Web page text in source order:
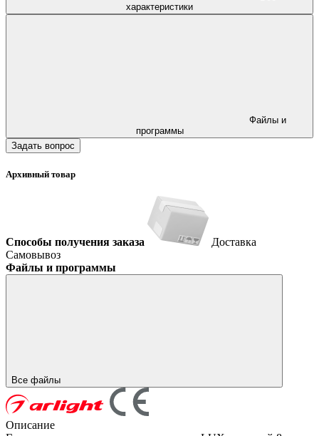
характеристики
программы
Задать вопрос
Архивный товар
Способы получения заказа
Доставка
Самовывоз
Файлы и программы
Все файлы
Описание